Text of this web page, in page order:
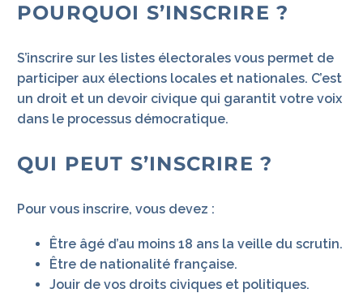
POURQUOI S’INSCRIRE ?
S’inscrire sur les listes électorales vous permet de
participer aux élections locales et nationales. C’est
un droit et un devoir civique qui garantit votre voix
dans le processus démocratique.
QUI PEUT S’INSCRIRE ?
Pour vous inscrire, vous devez :
Être âgé d’au moins 18 ans la veille du scrutin.
Être de nationalité française.
Jouir de vos droits civiques et politiques.